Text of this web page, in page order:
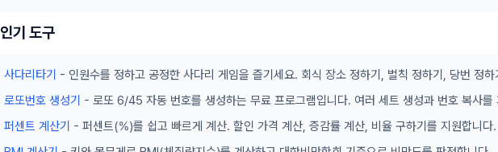
인기 도구
사다리타기 - 인원수를 정하고 공정한 사다리 게임을 즐기세요. 회식 장소 정하기, 벌칙 정하기, 당번 정
로또번호 생성기 - 로또 6/45 자동 번호를 생성하는 무료 프로그램입니다. 여러 세트 생성과 번호 복사를
퍼센트 계산기 - 퍼센트(%)를 쉽고 빠르게 계산. 할인 가격 계산, 증감률 계산, 비율 구하기를 지원합니다.